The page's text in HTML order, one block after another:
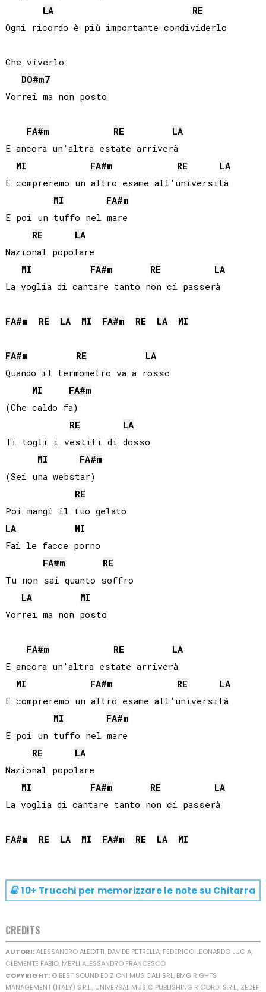
LA
RE
Ogni ricordo è più importante condividerlo
Che viverlo
DO#m7
Vorrei ma non posto
FA#m RE
LA
E ancora un'altra estate arriverà
MI
FA#m RE
LA
E compreremo un altro esame all'università
MI
FA#m
E poi un tuffo nel mare
RE
LA
Nazional popolare
MI
FA#m RE
LA
La voglia di cantare tanto non ci passerà
FA#m RE LA MI FA#m RE LA MI
FA#m RE
LA
Quando il termometro va a rosso
MI
FA#m
(Che caldo fa)
RE
LA
Ti togli i vestiti di dosso
MI
FA#m
(Sei una webstar)
RE
LA
MI
Fai le facce porno
FA#m
RE
Tu non sai quanto soffro
LA
MI
Vorrei ma non posto
FA#m RE
LA
E ancora un'altra estate arriverà
MI
FA#m RE
LA
E compreremo un altro esame all'università
MI
FA#m
E poi un tuffo nel mare
RE
LA
Nazional popolare
MI
FA#m RE
LA
La voglia di cantare tanto non ci passerà
FA#m RE LA MI FA#m RE LA MI
10+ Trucchi per memorizzare le note su Chitarra
CREDITS
AUTORI:ALESSANDRO ALEOTTI, DAVIDE PETRELLA, FEDERICO LEONARDO LUCIA,
CLEMENTE FABIO, MERLI ALESSANDRO FRANCESCO
COPYRIGHT:© BEST SOUND EDIZIONI MUSICALI SRL, BMG RIGHTS
MANAGEMENT (ITALY) S.R.L., UNIVERSAL MUSIC PUBLISHING RICORDI S.R.L., ZEDEF